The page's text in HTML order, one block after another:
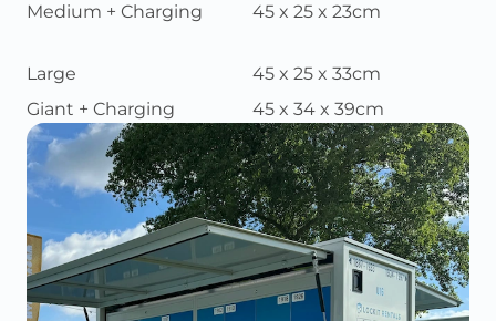
Medium + Charging 45 x 25 x 23cm
Large
45 x 25 x 33cm
Giant + Charging
45 x 34 x 39cm